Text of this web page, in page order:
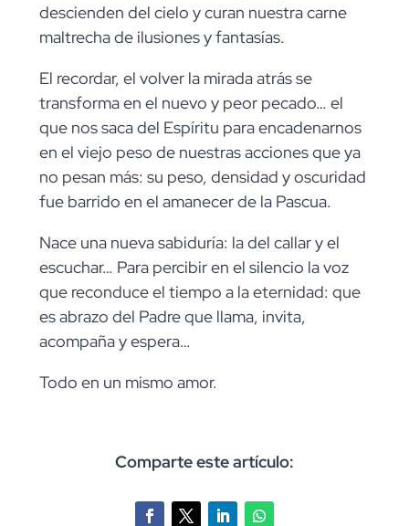
descienden del cielo y curan nuestra carne
maltrecha de ilusiones y fantasías.
El recordar, el volver la mirada atrás se
transforma en el nuevo y peor pecado… el
que nos saca del Espíritu para encadenarnos
en el viejo peso de nuestras acciones que ya
no pesan más: su peso, densidad y oscuridad
fue barrido en el amanecer de la Pascua.
Nace una nueva sabiduría: la del callar y el
escuchar… Para percibir en el silencio la voz
que reconduce el tiempo a la eternidad: que
es abrazo del Padre que llama, invita,
acompaña y espera…
Todo en un mismo amor.
Comparte este artículo: